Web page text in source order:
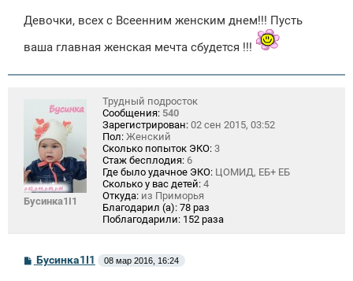
б
е
е
Девочки, всех с Всеенним женским днем!!! Пусть
ваша главная женская мечта сбудется !!!
Бусинка1I1
Трудный подросток
Сообщения: 540
Зарегистрирован: 02 сен 2015, 03:52
Пол: Женский
Сколько попыток ЭКО: 3
Стаж бесплодия: 6
Где было удачное ЭКО: ЦОМИД, ЕБ+ ЕБ
Сколько у вас детей: 4
Откуда: из Приморья
Благодарил (а): 78 раз
Поблагодарили: 152 раза
СБусинка1I1 08 мар 2016, 16:24